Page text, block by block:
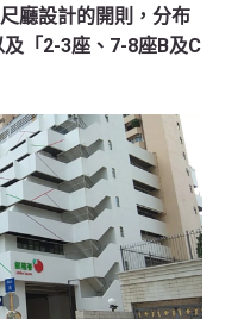
廳設計的開則，分布
「2-3座、7-8座B及C